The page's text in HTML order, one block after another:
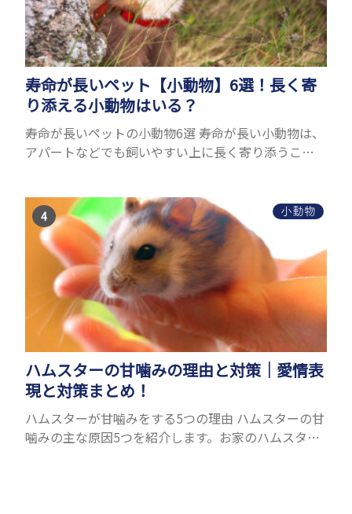
寿命が長いペット【小動物】6選！長く寄
り添える小動物はいる？
寿命が長いペットの小動物6選 寿命が長い小動物は、
アパートなどでも飼いやすい上に長く寄り添うこと
育のポイ...
小動物
ハムスターの甘噛みの理由と対策｜愛情表
現と対策まとめ！
ハムスターが甘噛みをする5つの理由 ハムスターの甘
噛みの主な原因5つを紹介します。お家のハムスター